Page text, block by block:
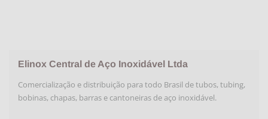
Elinox Central de Aço Inoxidável Ltda
Comercialização e distribuição para todo Brasil de tubos, tubing,
bobinas, chapas, barras e cantoneiras de aço inoxidável.